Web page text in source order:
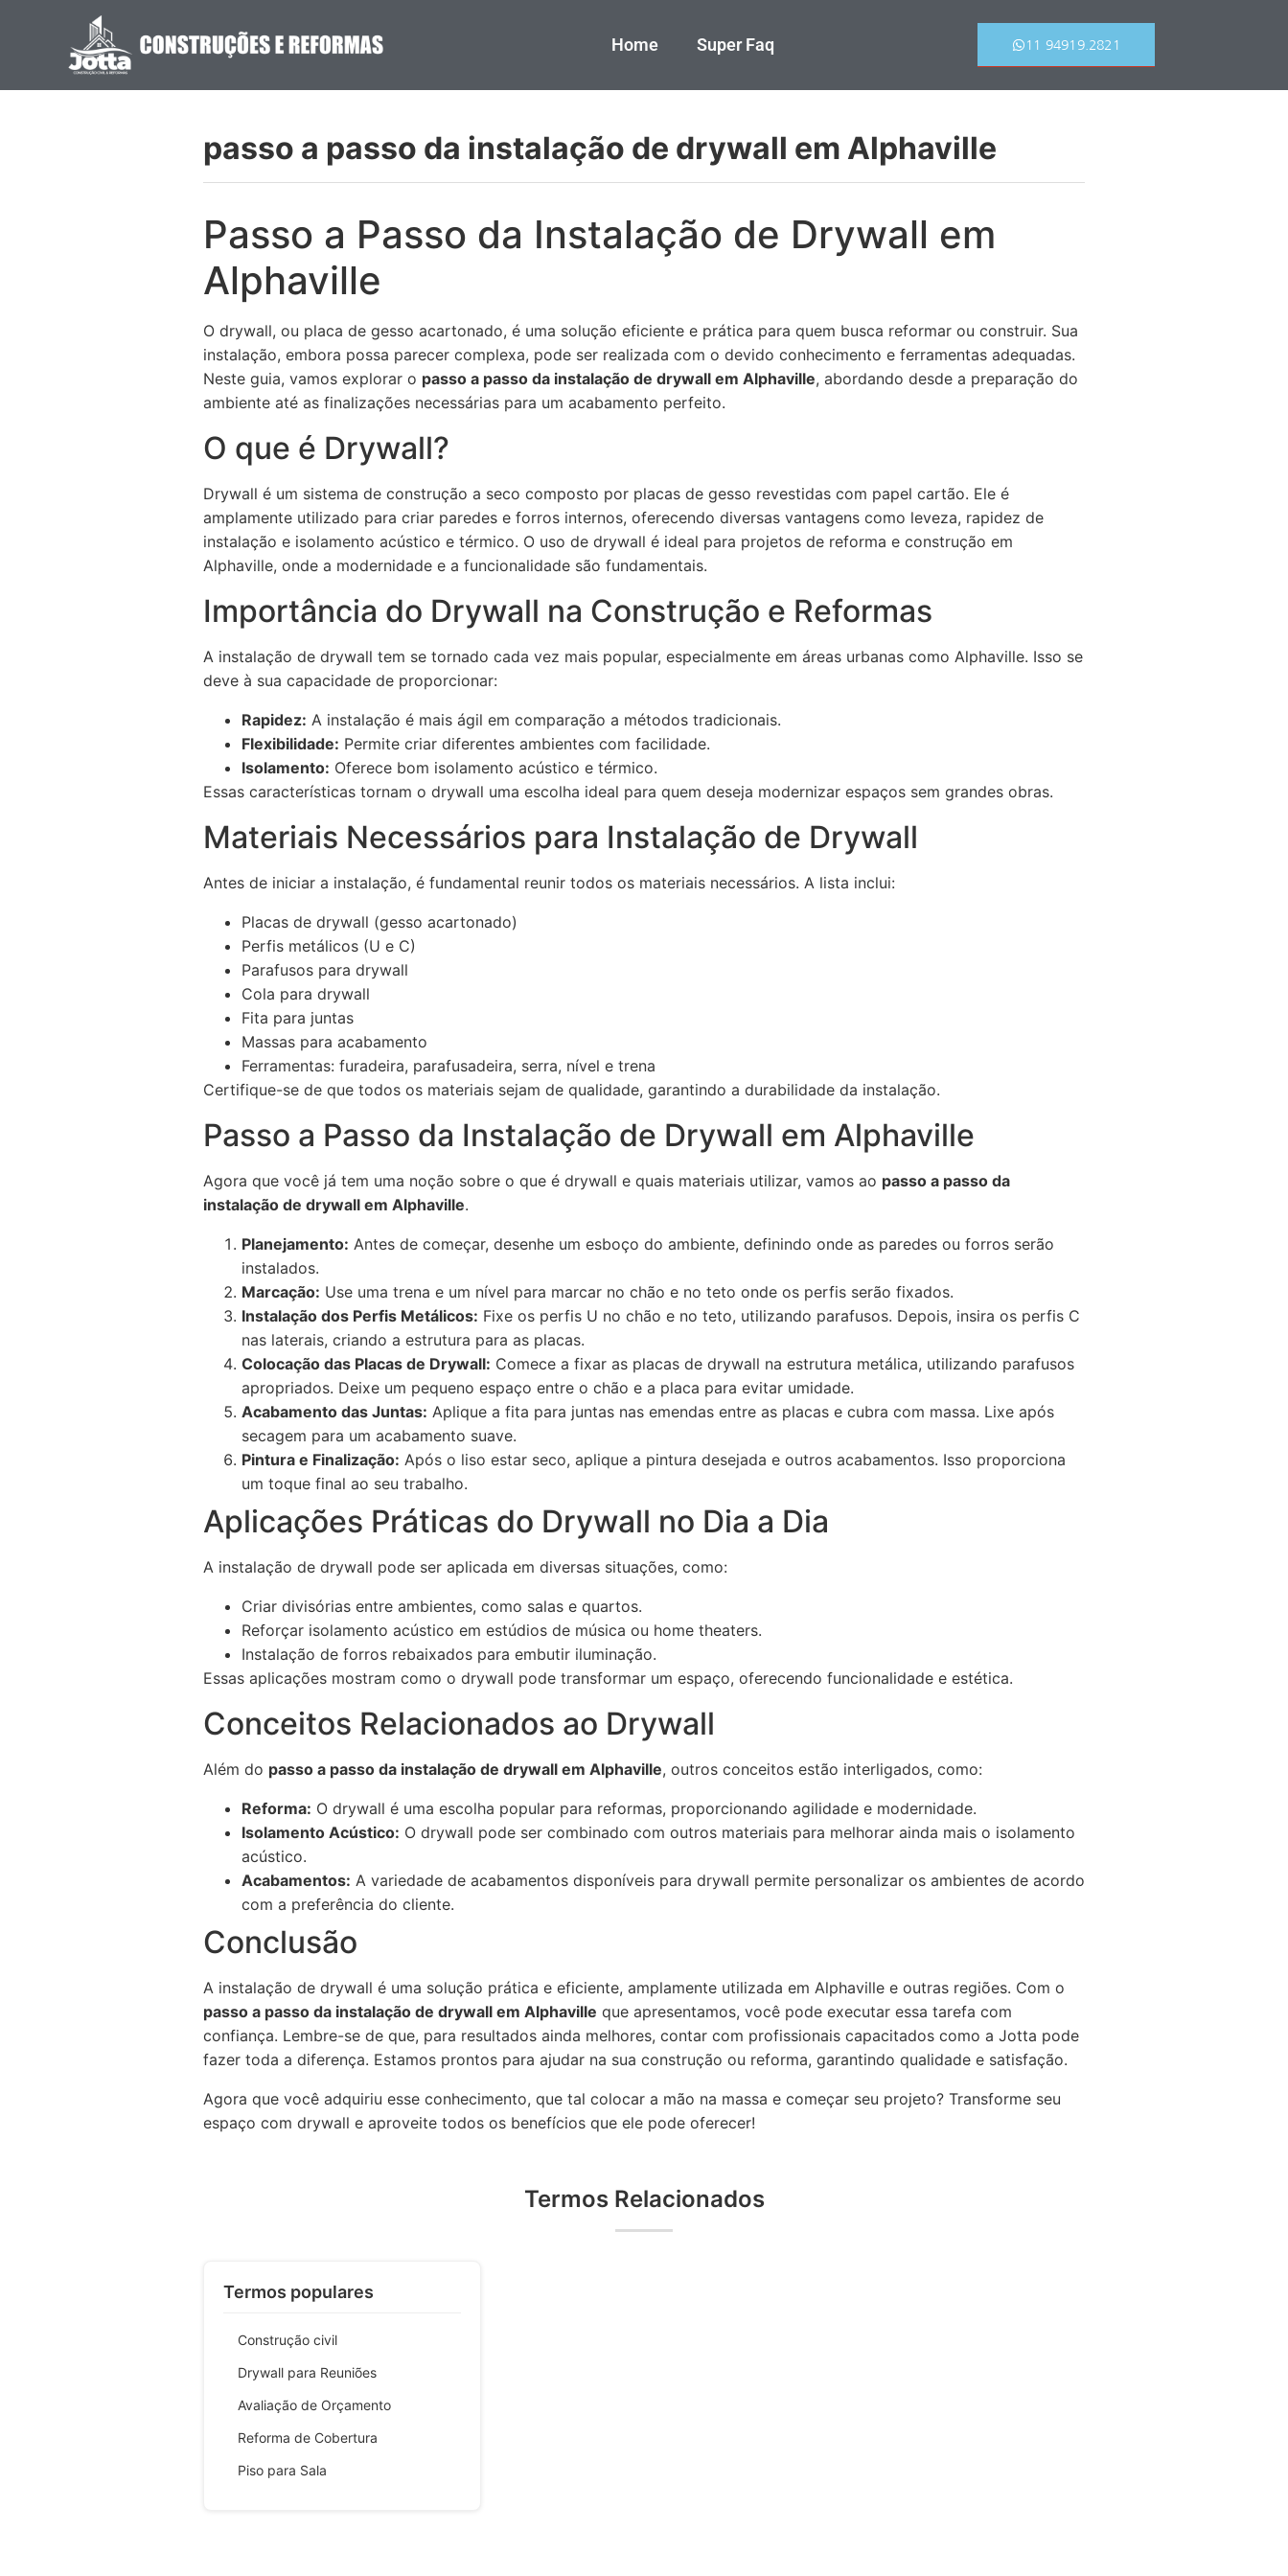
Home Super Faq 11 94919.2821
passo a passo da instalação de drywall em Alphaville
Passo a Passo da Instalação de Drywall em
Alphaville
O drywall, ou placa de gesso acartonado, é uma solução eficiente e prática para quem busca reformar ou construir. Sua
instalação, embora possa parecer complexa, pode ser realizada com o devido conhecimento e ferramentas adequadas.
Neste guia, vamos explorar o passo a passo da instalação de drywall em Alphaville, abordando desde a preparação do
ambiente até as finalizações necessárias para um acabamento perfeito.
O que é Drywall?
Drywall é um sistema de construção a seco composto por placas de gesso revestidas com papel cartão. Ele é
amplamente utilizado para criar paredes e forros internos, oferecendo diversas vantagens como leveza, rapidez de
instalação e isolamento acústico e térmico. O uso de drywall é ideal para projetos de reforma e construção em
Alphaville, onde a modernidade e a funcionalidade são fundamentais.
Importância do Drywall na Construção e Reformas
A instalação de drywall tem se tornado cada vez mais popular, especialmente em áreas urbanas como Alphaville. Isso se
deve à sua capacidade de proporcionar:
Rapidez: A instalação é mais ágil em comparação a métodos tradicionais.
Flexibilidade: Permite criar diferentes ambientes com facilidade.
Isolamento: Oferece bom isolamento acústico e térmico.
Essas características tornam o drywall uma escolha ideal para quem deseja modernizar espaços sem grandes obras.
Materiais Necessários para Instalação de Drywall
Antes de iniciar a instalação, é fundamental reunir todos os materiais necessários. A lista inclui:
Placas de drywall (gesso acartonado)
Perfis metálicos (U e C)
Parafusos para drywall
Cola para drywall
Fita para juntas
Massas para acabamento
Ferramentas: furadeira, parafusadeira, serra, nível e trena
Certifique-se de que todos os materiais sejam de qualidade, garantindo a durabilidade da instalação.
Passo a Passo da Instalação de Drywall em Alphaville
Agora que você já tem uma noção sobre o que é drywall e quais materiais utilizar, vamos ao passo a passo da
instalação de drywall em Alphaville.
Planejamento: Antes de começar, desenhe um esboço do ambiente, definindo onde as paredes ou forros serão
instalados.
Marcação: Use uma trena e um nível para marcar no chão e no teto onde os perfis serão fixados.
Instalação dos Perfis Metálicos: Fixe os perfis U no chão e no teto, utilizando parafusos. Depois, insira os perfis C
nas laterais, criando a estrutura para as placas.
Colocação das Placas de Drywall: Comece a fixar as placas de drywall na estrutura metálica, utilizando parafusos
apropriados. Deixe um pequeno espaço entre o chão e a placa para evitar umidade.
Acabamento das Juntas: Aplique a fita para juntas nas emendas entre as placas e cubra com massa. Lixe após
secagem para um acabamento suave.
Pintura e Finalização: Após o liso estar seco, aplique a pintura desejada e outros acabamentos. Isso proporciona
um toque final ao seu trabalho.
Aplicações Práticas do Drywall no Dia a Dia
A instalação de drywall pode ser aplicada em diversas situações, como:
Criar divisórias entre ambientes, como salas e quartos.
Reforçar isolamento acústico em estúdios de música ou home theaters.
Instalação de forros rebaixados para embutir iluminação.
Essas aplicações mostram como o drywall pode transformar um espaço, oferecendo funcionalidade e estética.
Conceitos Relacionados ao Drywall
Além do passo a passo da instalação de drywall em Alphaville, outros conceitos estão interligados, como:
Reforma: O drywall é uma escolha popular para reformas, proporcionando agilidade e modernidade.
Isolamento Acústico: O drywall pode ser combinado com outros materiais para melhorar ainda mais o isolamento
acústico.
Acabamentos: A variedade de acabamentos disponíveis para drywall permite personalizar os ambientes de acordo
com a preferência do cliente.
Conclusão
A instalação de drywall é uma solução prática e eficiente, amplamente utilizada em Alphaville e outras regiões. Com o
passo a passo da instalação de drywall em Alphaville que apresentamos, você pode executar essa tarefa com
confiança. Lembre-se de que, para resultados ainda melhores, contar com profissionais capacitados como a Jotta pode
fazer toda a diferença. Estamos prontos para ajudar na sua construção ou reforma, garantindo qualidade e satisfação.
Agora que você adquiriu esse conhecimento, que tal colocar a mão na massa e começar seu projeto? Transforme seu
espaço com drywall e aproveite todos os benefícios que ele pode oferecer!
Termos Relacionados
Termos populares
Construção civil
Drywall para Reuniões
Avaliação de Orçamento
Reforma de Cobertura
Piso para Sala